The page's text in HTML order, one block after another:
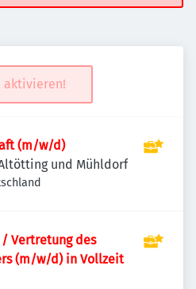
aktivieren!
(m/w/d)
und Mühldorf
Vertretung des
(m/w/d) in Vollzeit